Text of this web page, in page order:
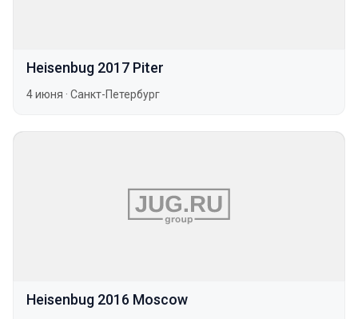
Heisenbug 2017 Piter
4 июня · Санкт-Петербург
Heisenbug 2016 Moscow